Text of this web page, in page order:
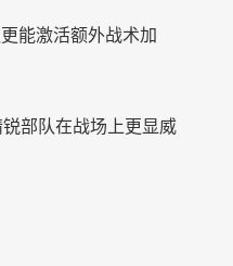
能激活额外战术加
部队在战场上更显威